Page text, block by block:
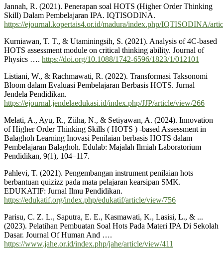
Jannah, R. (2021). Penerapan soal HOTS (Higher Order Thinking
Skill) Dalam Pembelajaran IPA. IQTISODINA.
https://ejournal.kopertais4.or.id/madura/index.php/IQTISODINA/
Kurniawan, T. T., & Utaminingsih, S. (2021). Analysis of 4C-based
HOTS assessment module on critical thinking ability. Journal of
Physics …. https://doi.org/10.1088/1742-6596/1823/1/012101
Listiani, W., & Rachmawati, R. (2022). Transformasi Taksonomi
Bloom dalam Evaluasi Pembelajaran Berbasis HOTS. Jurnal
Jendela Pendidikan.
https://ejournal.jendelaedukasi.id/index.php/JJP/article/view/266
Melati, A., Ayu, R., Ziiha, N., & Setiyawan, A. (2024). Innovation
of Higher Order Thinking Skills ( HOTS ) -based Assessment in
Balaghoh Learning Inovasi Penilaian berbasis HOTS dalam
Pembelajaran Balaghoh. Edulab: Majalah Ilmiah Laboratorium
Pendidikan, 9(1), 104–117.
Pahlevi, T. (2021). Pengembangan instrument penilaian hots
berbantuan quizizz pada mata pelajaran kearsipan SMK.
EDUKATIF: Jurnal Ilmu Pendidikan.
https://edukatif.org/index.php/edukatif/article/view/756
Parisu, C. Z. L., Saputra, E. E., Kasmawati, K., Lasisi, L., & ...
(2023). Pelatihan Pembuatan Soal Hots Pada Materi IPA Di Sekolah
Dasar. Journal Of Human And ….
https://www.jahe.or.id/index.php/jahe/article/view/411